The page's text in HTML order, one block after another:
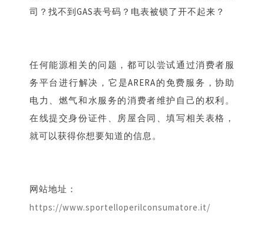
司？找不到GAS表号码？电表被锁了开不起来？
任何能源相关的问题，都可以尝试通过消费者服
务平台进行解决，它是ARERA的免费服务，协助
电力、燃气和水服务的消费者维护自己的权利。
在线提交身份证件、房屋合同、填写相关表格，
就可以获得你想要知道的信息。
网站地址：
https://www.sportelloperilconsumatore.it/